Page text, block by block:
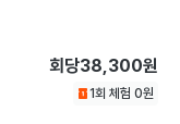
회당38,300원
1회 체험 0원